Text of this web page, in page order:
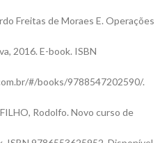
Freitas de Moraes E. Operações
2016. E-book. ISBN
#/books/9788547202590/.
Rodolfo. Novo curso de